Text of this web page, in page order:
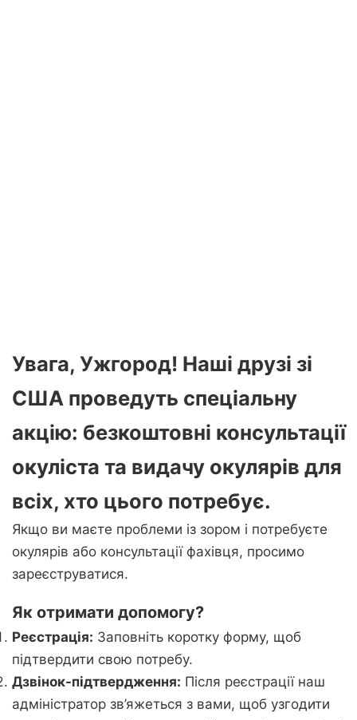
Увага, Ужгород! Наші друзі зі
США проведуть спеціальну
акцію: безкоштовні консультації
окуліста та видачу окулярів для
всіх, хто цього потребує.
Якщо ви маєте проблеми із зором і потребуєте
окулярів або консультації фахівця, просимо
зареєструватися.
Як отримати допомогу?
Реєстрація: Заповніть коротку форму, щоб
підтвердити свою потребу.
Дзвінок-підтвердження: Після реєстрації наш
адміністратор зв’яжеться з вами, щоб узгодити